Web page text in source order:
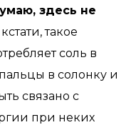
здесь не
такое
соль в
в солонку и
связано с
при неких